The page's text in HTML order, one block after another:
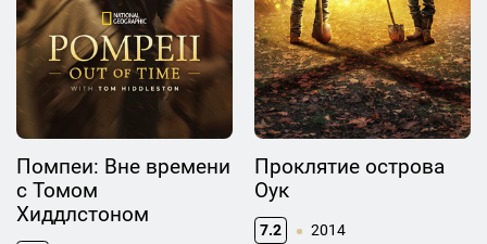
Помпеи: Вне времени
с Томом
Хиддлстоном
Проклятие острова
Оук
7.2 2014